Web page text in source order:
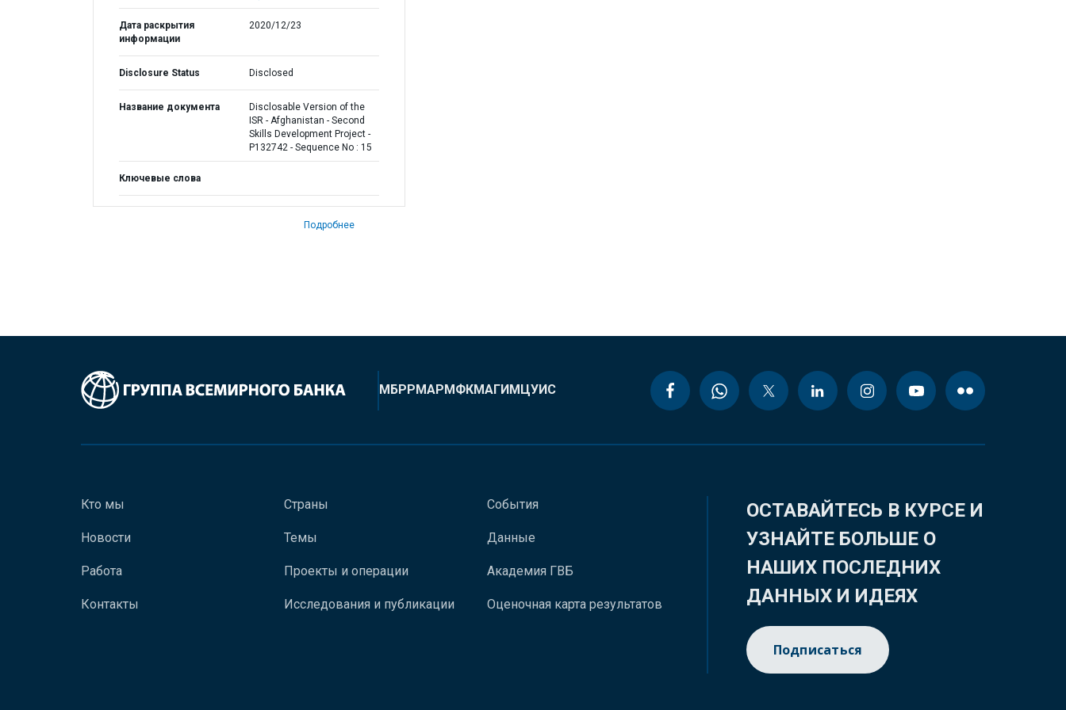
Дата раскрытия
информации
2020/12/23
Disclosure Status Disclosed
Название документа
Disclosable Version of the
ISR - Afghanistan - Second
Skills Development Project -
P132742 - Sequence No : 15
Ключевые слова
Подробнее
МБРРМАРМФКМАГИМЦУИС
Кто мы
Новости
Работа
Контакты
Страны
Темы
Проекты и операции
Исследования и публикации
События
Данные
Академия ГВБ
Оценочная карта результатов
ОСТАВАЙТЕСЬ В КУРСЕ И
УЗНАЙТЕ БОЛЬШЕ О
НАШИХ ПОСЛЕДНИХ
ДАННЫХ И ИДЕЯХ
Подписаться